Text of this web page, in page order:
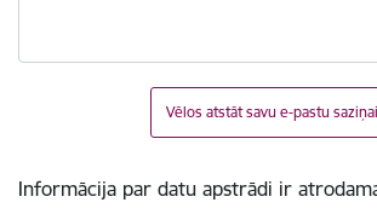
Vēlos atstāt savu e-pastu saziņai
Informācija par datu apstrādi ir